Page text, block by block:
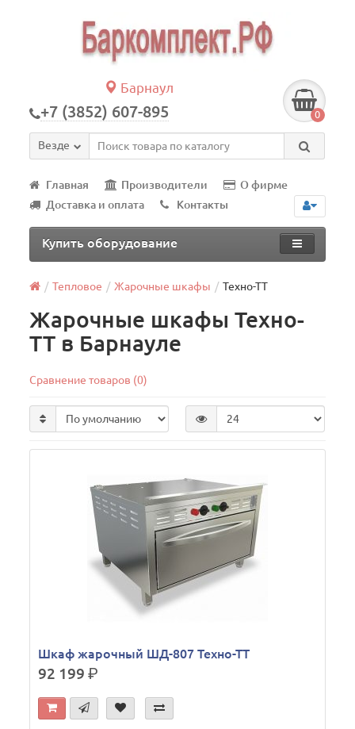
Барнаул
+7 (3852) 607-895 0
Везде
Главная Производители
О фирме
Доставка и оплата
Контакты
Купить оборудование
Тепловое Жарочные шкафы Техно-ТТ
Жарочные шкафы Техно-
ТТ в Барнауле
Сравнение товаров (0)
Шкаф жарочный ШД-807 Техно-ТТ
92 199р.